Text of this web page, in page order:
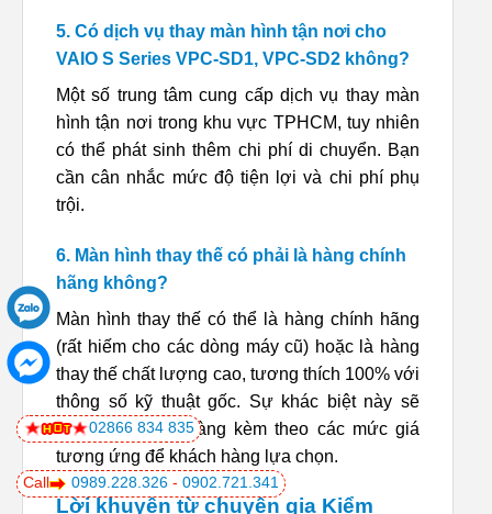
5. Có dịch vụ thay màn hình tận nơi cho
VAIO S Series VPC-SD1, VPC-SD2 không?
Một số trung tâm cung cấp dịch vụ thay màn
hình tận nơi trong khu vực TPHCM, tuy nhiên
có thể phát sinh thêm chi phí di chuyển. Bạn
cần cân nhắc mức độ tiện lợi và chi phí phụ
trội.
6. Màn hình thay thế có phải là hàng chính
hãng không?
Màn hình thay thế có thể là hàng chính hãng
(rất hiếm cho các dòng máy cũ) hoặc là hàng
thay thế chất lượng cao, tương thích 100% với
thông số kỹ thuật gốc. Sự khác biệt này sẽ
được tư vấn rõ ràng kèm theo các mức giá
tương ứng để khách hàng lựa chọn.
Lời khuyên từ chuyên gia Kiểm
Call 0989.228.326 - 0902.721.341
02866 834 835